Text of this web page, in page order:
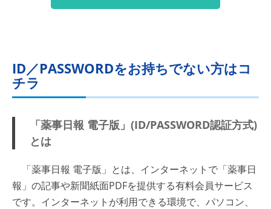
ID／PASSWORDをお持ちでない方はコ
チラ
「薬事日報 電子版」(ID/PASSWORD認証方式)
とは
「薬事日報 電子版」とは、インターネットで「薬事日
報」の記事や新聞紙面PDFを提供する有料会員サービス
です。インターネットが利用できる環境で、パソコン、